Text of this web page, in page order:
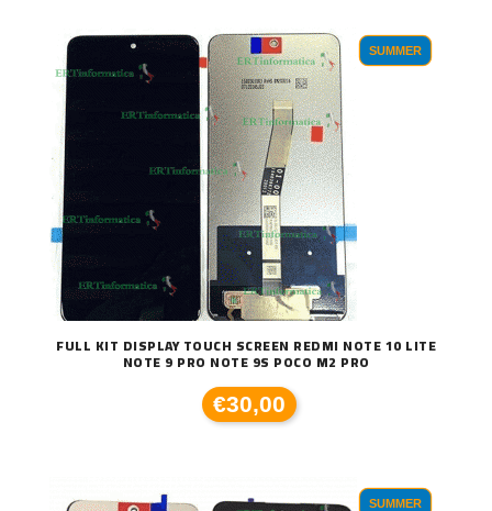
SUMMER
FULL KIT DISPLAY TOUCH SCREEN REDMI NOTE 10 LITE
NOTE 9 PRO NOTE 9S POCO M2 PRO
€30,00
SUMMER